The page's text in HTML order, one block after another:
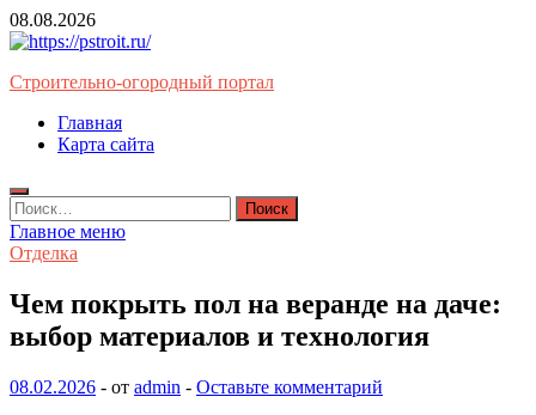
Перейти
к
08.08.2026
Строительно-огородный портал
Главная
Карта сайта
Найти:
Главное меню
Отделка
Чем покрыть пол на веранде на даче:
выбор материалов и технология
08.02.2026 - от admin - Оставьте комментарий